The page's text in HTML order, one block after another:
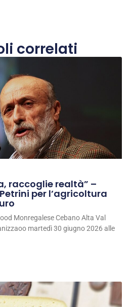
correlati
raccoglie realtà” –
per l’agricoltura
Monregalese Cebano Alta Val
martedì 30 giugno 2026 alle